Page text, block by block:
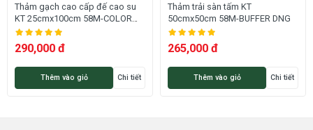
Thảm gạch cao cấp đế cao su
KT 25cmx100cm 58M-COLOR
SPEECH DNG
290,000 đ
Thêm vào giỏ Chi tiết
Thảm trải sàn tấm KT
50cmx50cm 58M-BUFFER DNG
265,000 đ
Thêm vào giỏ Chi tiết